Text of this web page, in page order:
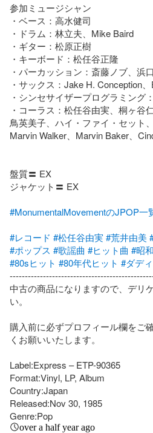
参加ミュージシャン
・ベース：高水健司
・ドラム：林立夫、Mike Baird
・ギター：松原正樹
・キーボード：松任谷正隆
・パーカッション：斎藤ノブ、浜
・サックス：Jake H. Conception
・シンセサイザープログラミング
・コーラス：松任谷由実、桐ヶ谷
鳥英美子、ハイ・ファイ・セット
Marvin Walker、Marvin Baker、
盤質〓 EX
ジャケット〓 EX
#MonumentalMovementのJPOP一
#レコード #松任谷由実#荒井由美
#ポップス #歌謡曲 #ヒット曲 #昭
#80sヒット #80年代ヒット #ダデ
中古の商品になりますので、デリ
い。
購入前に必ずプロフィール欄をご
くお願いいたします。
Label:Express – ETP-90365
Format:Vinyl, LP, Album
Country:Japan
Released:Nov 30, 1985
Genre:Pop
over a half year ago